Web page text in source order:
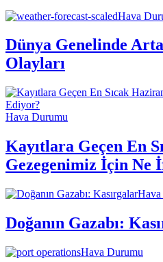
Hava
Dünya Genelinde
Olayları
Hava Durumu
Kayıtlara Geçen En
Gezegenimiz İçin Ne
Doğanın Gazabı:
Hava Durumu